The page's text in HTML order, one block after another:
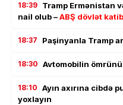
18:39 Tramp Ermənistan
nail olub –ABŞ dövlət
18:37 Paşinyanla Tramp
18:30 Avtomobilin
18:10 Ayın axırına cibdə
yoxlayın